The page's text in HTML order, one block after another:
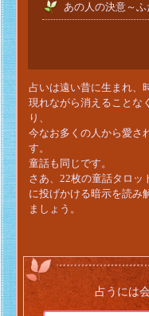
あの人の決意～
占いは遠い昔に生まれ、
現れながら消えることな
り、
今なお多くの人から愛さ
す。
童話も同じです。
さあ、22枚の童話タロッ
に投げかける暗示を読み
ましょう。
占うには